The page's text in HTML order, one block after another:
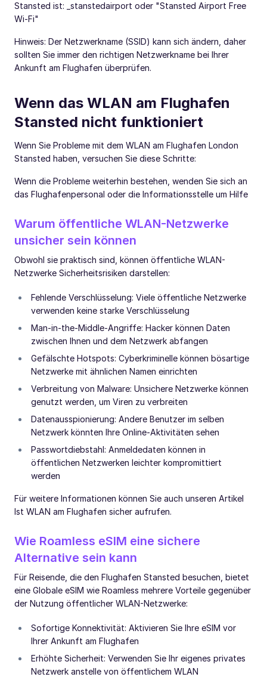
Stansted ist: _stanstedairport oder "Stansted Airport Free
Wi-Fi"
Hinweis: Der Netzwerkname (SSID) kann sich ändern, daher
sollten Sie immer den richtigen Netzwerkname bei Ihrer
Ankunft am Flughafen überprüfen.
Wenn das WLAN am Flughafen
Stansted nicht funktioniert
Wenn Sie Probleme mit dem WLAN am Flughafen London
Stansted haben, versuchen Sie diese Schritte:
Wenn die Probleme weiterhin bestehen, wenden Sie sich an
das Flughafenpersonal oder die Informationsstelle um Hilfe
Warum öffentliche WLAN-Netzwerke
unsicher sein können
Obwohl sie praktisch sind, können öffentliche WLAN-
Netzwerke Sicherheitsrisiken darstellen:
Fehlende Verschlüsselung: Viele öffentliche Netzwerke
verwenden keine starke Verschlüsselung
Man-in-the-Middle-Angriffe: Hacker können Daten
zwischen Ihnen und dem Netzwerk abfangen
Gefälschte Hotspots: Cyberkriminelle können bösartige
Netzwerke mit ähnlichen Namen einrichten
Verbreitung von Malware: Unsichere Netzwerke können
genutzt werden, um Viren zu verbreiten
Datenausspionierung: Andere Benutzer im selben
Netzwerk könnten Ihre Online-Aktivitäten sehen
Passwortdiebstahl: Anmeldedaten können in
öffentlichen Netzwerken leichter kompromittiert
werden
Für weitere Informationen können Sie auch unseren Artikel
Ist WLAN am Flughafen sicher aufrufen.
Wie Roamless eSIM eine sichere
Alternative sein kann
Für Reisende, die den Flughafen Stansted besuchen, bietet
eine Globale eSIM wie Roamless mehrere Vorteile gegenüber
der Nutzung öffentlicher WLAN-Netzwerke:
Sofortige Konnektivität: Aktivieren Sie Ihre eSIM vor
Ihrer Ankunft am Flughafen
Erhöhte Sicherheit: Verwenden Sie Ihr eigenes privates
Netzwerk anstelle von öffentlichem WLAN